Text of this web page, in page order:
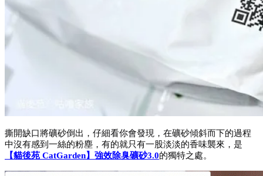
撕開缺口將礦砂倒出，仔細看你會發現，在礦砂傾斜而下的過程
中沒有感到一絲的粉塵，有的就只有一股淡淡的香味襲來，是
【貓後苑 CatGarden】強效除臭礦砂3.0的獨特之處。